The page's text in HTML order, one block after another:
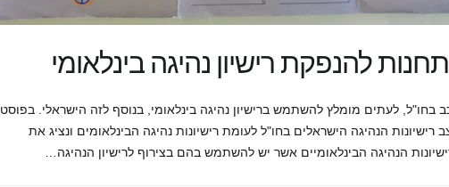
להנפקת רישיון נהיגה בינלאומי
בחו"ל, לעתים מומלץ להשתמש ברישיון נהיגה בינלאומי, בנוסף לזה הישראלי. בפוסט
רישיונות הנהיגה הישראלים בחו"ל לעומת רישיונות נהיגה הבינלאומים ונציג את
הנהיגה הבינלאומיים אשר יש להשתמש בהם בצירוף לרישיון הנהיגה…